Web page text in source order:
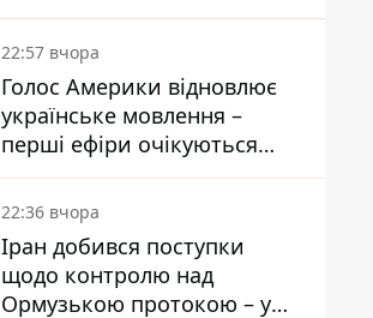
22:57 вчора
Голос Америки відновлює
українське мовлення –
перші ефіри очікуються
наступного тижня
22:36 вчора
Іран добився поступки
щодо контролю над
Ормузькою протокою – у